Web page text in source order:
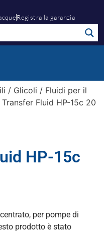
Registra la garanzia
/ Glicoli / Fluidi per il
Fluid HP-15c 20
HP-15c
per pompe di
prodotto è stato